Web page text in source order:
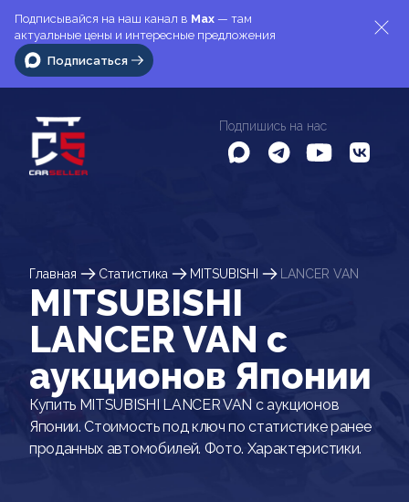
Подписывайся на наш канал в Max — там
актуальные цены и интересные предложения
Подписаться
Подпишись на нас
Главная Статистика MITSUBISHI LANCER VAN
MITSUBISHI
LANCER VAN c
аукционов Японии
Купить MITSUBISHI LANCER VAN с аукционов
Японии. Стоимость под ключ по статистике ранее
проданных автомобилей. Фото. Характеристики.